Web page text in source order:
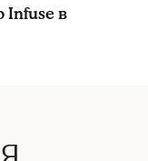
Infuse в